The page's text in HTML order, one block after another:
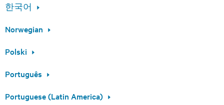
한국어
Norwegian
Polski
Português
Portuguese (Latin America)